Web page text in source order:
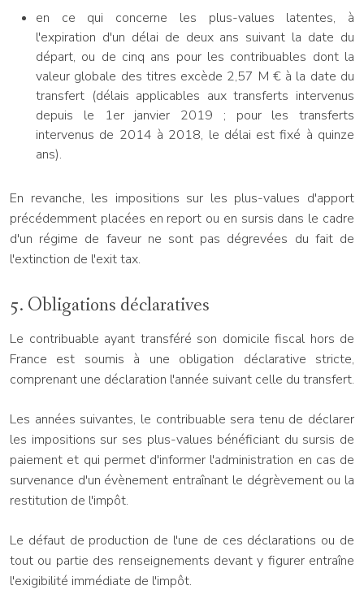
en ce qui concerne les plus-values latentes, à
l'expiration d'un délai de deux ans suivant la date du
départ, ou de cinq ans pour les contribuables dont la
valeur globale des titres excède 2,57 M € à la date du
transfert (délais applicables aux transferts intervenus
depuis le 1er janvier 2019 ; pour les transferts
intervenus de 2014 à 2018, le délai est fixé à quinze
ans).
En revanche, les impositions sur les plus-values d'apport
précédemment placées en report ou en sursis dans le cadre
d'un régime de faveur ne sont pas dégrevées du fait de
l'extinction de l'exit tax.
5. Obligations déclaratives
Le contribuable ayant transféré son domicile fiscal hors de
France est soumis à une obligation déclarative stricte,
comprenant une déclaration l'année suivant celle du transfert.
Les années suivantes, le contribuable sera tenu de déclarer
les impositions sur ses plus-values bénéficiant du sursis de
paiement et qui permet d'informer l'administration en cas de
survenance d'un évènement entraînant le dégrèvement ou la
restitution de l'impôt.
Le défaut de production de l'une de ces déclarations ou de
tout ou partie des renseignements devant y figurer entraîne
l'exigibilité immédiate de l'impôt.